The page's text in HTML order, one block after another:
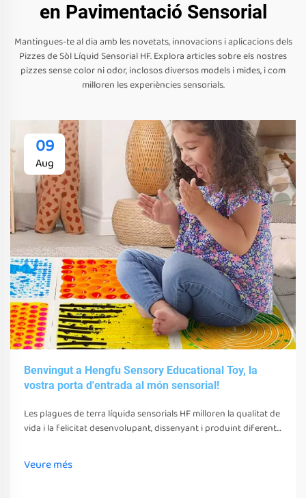
en Pavimentació Sensorial
Mantingues-te al dia amb les novetats, innovacions i aplicacions dels
Pizzes de Sòl Líquid Sensorial HF. Explora articles sobre els nostres
pizzes sense color ni odor, inclosos diversos models i mides, i com
milloren les experiències sensorials.
09
Aug
Benvingut a Hengfu Sensory Educational Toy, la
vostra porta d'entrada al món sensorial!
Les plagues de terra líquida sensorials HF milloren la qualitat de
vida i la felicitat desenvolupant, dissenyant i produint diferents
equips poden estimular els seus sentits
Veure més